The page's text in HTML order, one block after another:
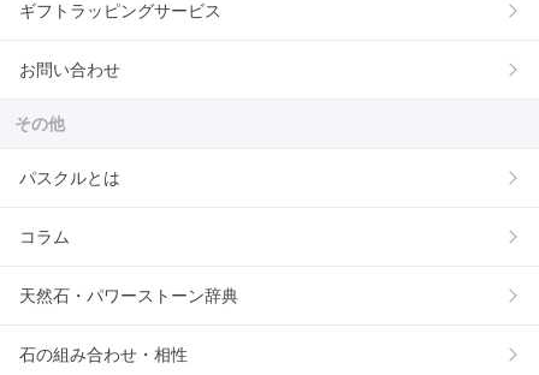
ギフトラッピングサービス
お問い合わせ
その他
パスクルとは
コラム
天然石・パワーストーン辞典
石の組み合わせ・相性